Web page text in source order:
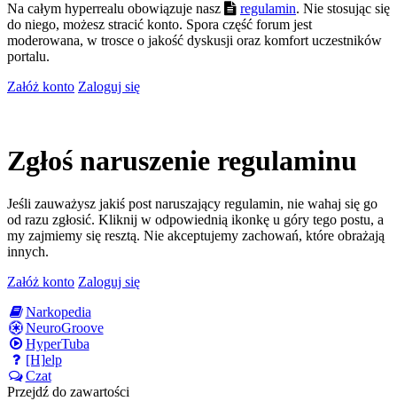
Na całym hyperrealu obowiązuje nasz regulamin. Nie stosując się
do niego, możesz stracić konto. Spora część forum jest
moderowana, w trosce o jakość dyskusji oraz komfort uczestników
portalu.
Załóż konto Zaloguj się
Zgłoś naruszenie regulaminu
Jeśli zauważysz jakiś post naruszający regulamin, nie wahaj się go
od razu zgłosić. Kliknij w odpowiednią ikonkę u góry tego postu, a
my zajmiemy się resztą. Nie akceptujemy zachowań, które obrażają
innych.
Załóż konto Zaloguj się
Narkopedia
NeuroGroove
HyperTuba
[H]elp
Czat
Przejdź do zawartości